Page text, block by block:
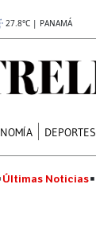
27.8°C | PANAMÁ
DEPORTES
Últimas Noticias